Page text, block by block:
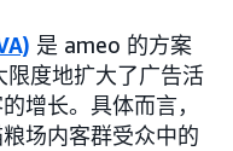
是 ameo 的方案
限度地扩大了广告活
增长。具体而言，
场内客群受众中的